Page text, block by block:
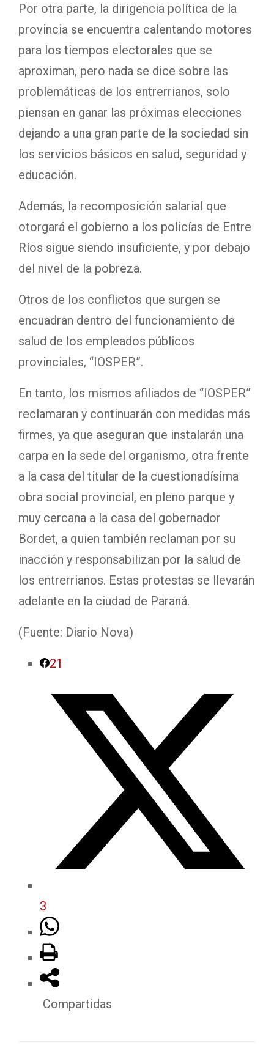
Por otra parte, la dirigencia política de la
provincia se encuentra calentando motores
para los tiempos electorales que se
aproximan, pero nada se dice sobre las
problemáticas de los entrerrianos, solo
piensan en ganar las próximas elecciones
dejando a una gran parte de la sociedad sin
los servicios básicos en salud, seguridad y
educación.
Además, la recomposición salarial que
otorgará el gobierno a los policías de Entre
Ríos sigue siendo insuficiente, y por debajo
del nivel de la pobreza.
Otros de los conflictos que surgen se
encuadran dentro del funcionamiento de
salud de los empleados públicos
provinciales, “IOSPER”.
En tanto, los mismos afiliados de “IOSPER”
reclamaran y continuarán con medidas más
firmes, ya que aseguran que instalarán una
carpa en la sede del organismo, otra frente
a la casa del titular de la cuestionadísima
obra social provincial, en pleno parque y
muy cercana a la casa del gobernador
Bordet, a quien también reclaman por su
inacción y responsabilizan por la salud de
los entrerrianos. Estas protestas se llevarán
adelante en la ciudad de Paraná.
(Fuente: Diario Nova)
21
3
Compartidas